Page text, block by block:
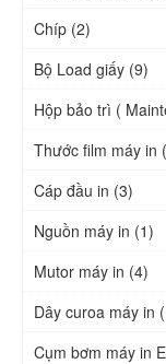
Chíp (2)
Bộ Load giấy (9)
Hộp bảo trì (
Thước film máy in
Cáp đầu in (3)
Nguồn máy in (1)
Mutor máy in (4)
Dây curoa máy in
Cụm bơm máy in